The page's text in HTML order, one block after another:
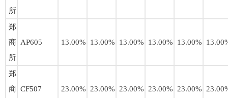
所
郑
商
所
AP605 13.00% 13.00% 13.00% 13.00% 13.00%
郑
商 CF507 23.00% 23.00% 23.00% 23.00% 23.00%